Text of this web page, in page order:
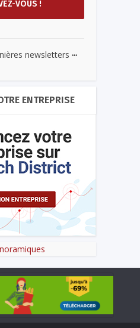
newsletters ...
ENTREPRISE